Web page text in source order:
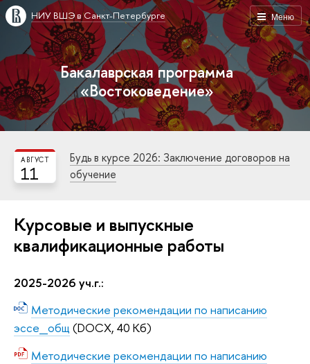
Меню
НИУ ВШЭ в Санкт-Петербурге
Бакалаврская программа
«Востоковедение»
11
АВГУСТ
Будь в курсе 2026: Заключение договоров на
обучение
Курсовые и выпускные
квалификационные работы
2025-2026 уч.г.:
Методические рекомендации по написанию
эссе_общ (DOCX, 40 Кб)
Методические рекомендации по написанию